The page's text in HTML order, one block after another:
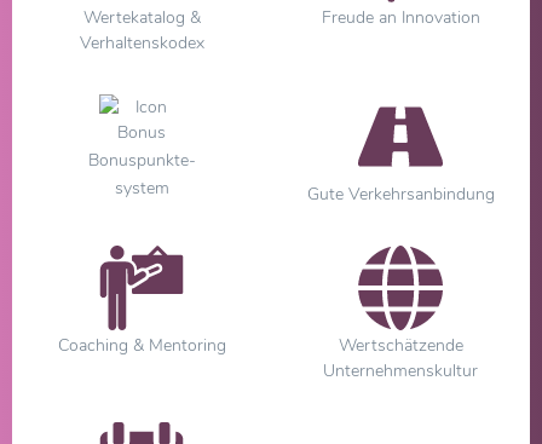
Wertekatalog &
Verhaltenskodex
Freude an Innovation
Bonuspunkte-
system
Gute Verkehrsanbindung
Coaching & Mentoring
Wertschätzende
Unternehmenskultur